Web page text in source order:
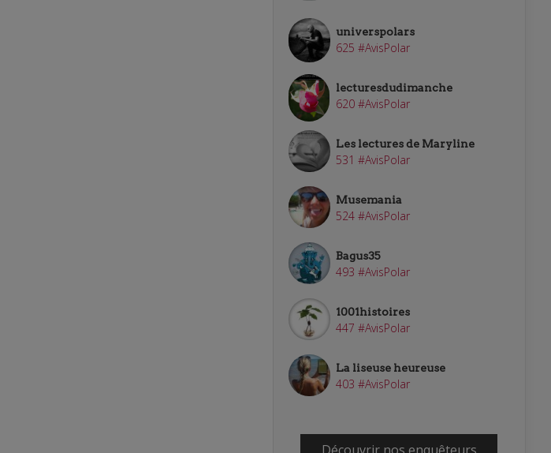
universpolars
625 #AvisPolar
lecturesdudimanche
620 #AvisPolar
Les lectures de Maryline
531 #AvisPolar
Musemania
524 #AvisPolar
Bagus35
493 #AvisPolar
1001histoires
447 #AvisPolar
La liseuse heureuse
403 #AvisPolar